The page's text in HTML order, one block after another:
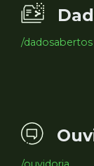
/dadosabertos